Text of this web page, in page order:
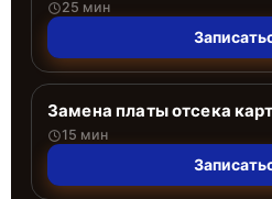
25 мин
Замена платы отсека
15 мин